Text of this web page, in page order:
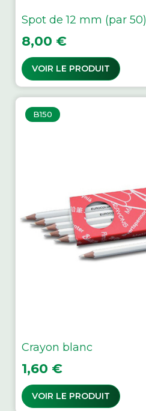
Spot de 12 mm (par 50)
Prix
8,00 €
VOIR LE PRODUIT
B150
Crayon blanc
Prix
1,60 €
VOIR LE PRODUIT